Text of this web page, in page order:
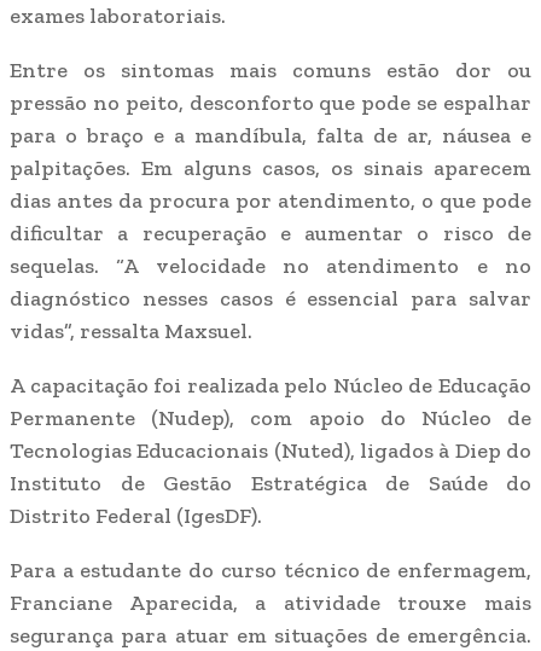
exames laboratoriais.
Entre os sintomas mais comuns estão dor ou
pressão no peito, desconforto que pode se espalhar
para o braço e a mandíbula, falta de ar, náusea e
palpitações. Em alguns casos, os sinais aparecem
dias antes da procura por atendimento, o que pode
dificultar a recuperação e aumentar o risco de
sequelas. “A velocidade no atendimento e no
diagnóstico nesses casos é essencial para salvar
vidas”, ressalta Maxsuel.
A capacitação foi realizada pelo Núcleo de Educação
Permanente (Nudep), com apoio do Núcleo de
Tecnologias Educacionais (Nuted), ligados à Diep do
Instituto de Gestão Estratégica de Saúde do
Distrito Federal (IgesDF).
Para a estudante do curso técnico de enfermagem,
Franciane Aparecida, a atividade trouxe mais
segurança para atuar em situações de emergência.